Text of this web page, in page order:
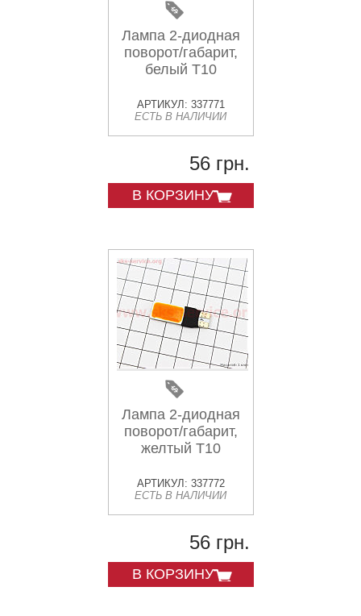
Лампа 2-диодная
поворот/габарит,
белый T10
АРТИКУЛ: 337771
ЕСТЬ В НАЛИЧИИ
56 грн.
В КОРЗИНУ
Лампа 2-диодная
поворот/габарит,
желтый T10
АРТИКУЛ: 337772
ЕСТЬ В НАЛИЧИИ
56 грн.
В КОРЗИНУ